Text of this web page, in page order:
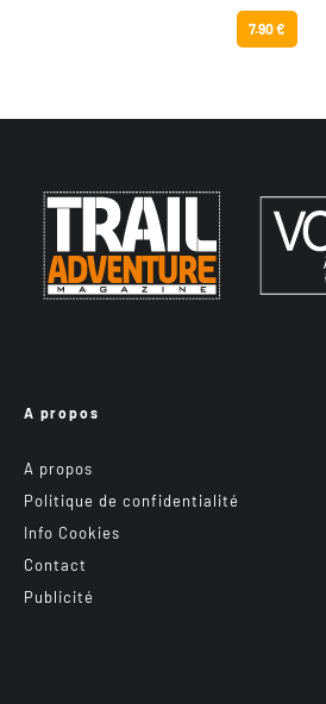
7.90 €
A propos
A propos
Politique de confidentialité
Info Cookies
Contact
Publicité